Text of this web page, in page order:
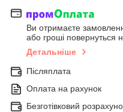
Ви отримаєте
або гроші повернуться
Детальніше
Післяплата
Оплата на рахунок
Безготівковий